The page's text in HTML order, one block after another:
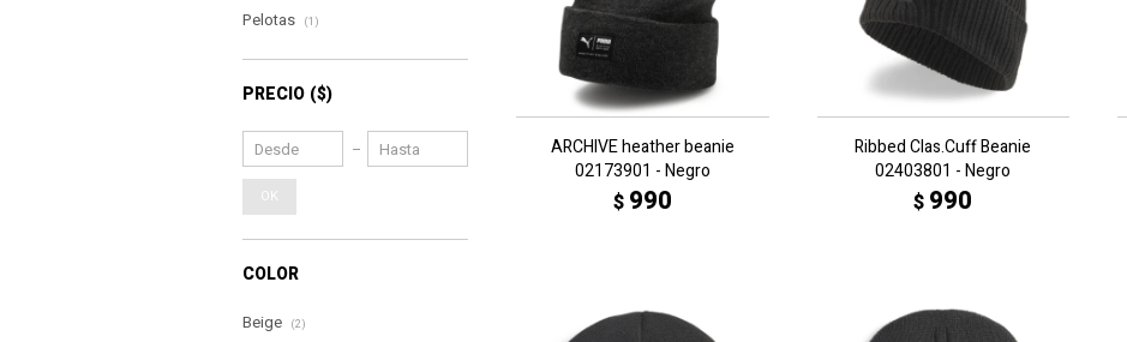
ARCHIVE heather beanie
02173901 - Negro
$ 990
Ribbed Clas.Cuff Beanie
02403801 - Negro
$ 990
Pelotas (1)
PRECIO ($)
OK
COLOR
Beige (2)